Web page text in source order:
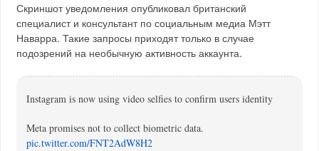
Скриншот уведомления опубликовал британский
специалист и консультант по социальным медиа Мэтт
Наварра. Такие запросы приходят только в случае
подозрений на необычную активность аккаунта.
Instagram is now using video selfies to confirm users identity
Meta promises not to collect biometric data.
pic.twitter.com/FNT2AdW8H2